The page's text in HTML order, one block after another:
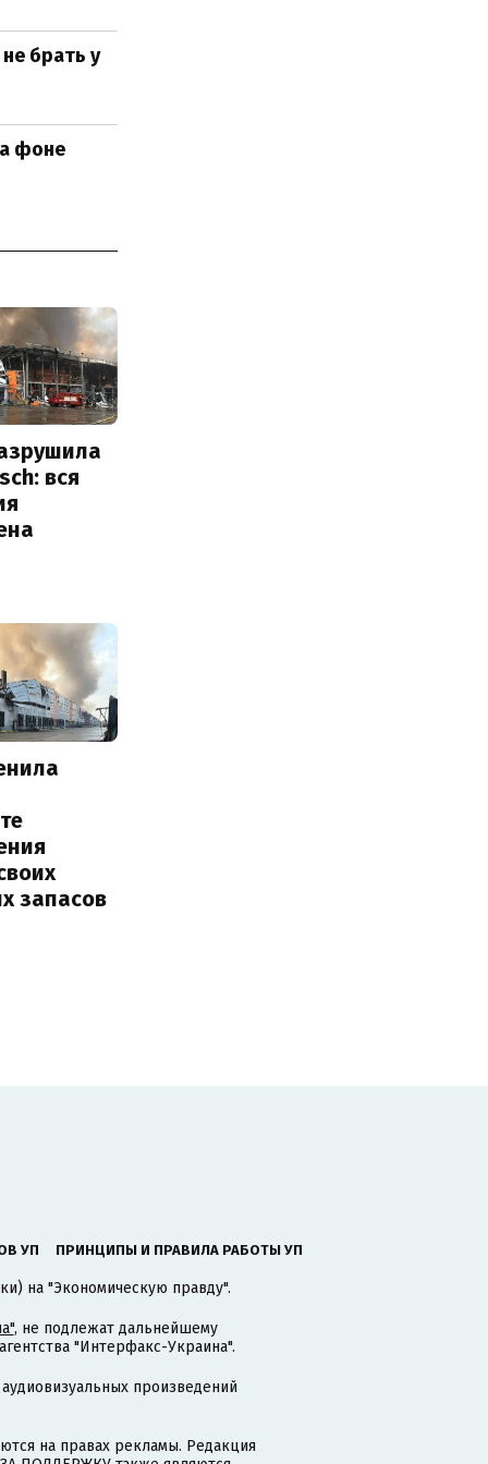
брать у
фоне
вся
запасов
УП ПРИНЦИПЫ И ПРАВИЛА РАБОТЫ УП
на "Экономическую правду".
, не подлежат дальнейшему
"Интерфакс-Украина".
произведений
на правах рекламы. Редакция